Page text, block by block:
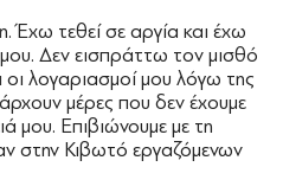
Έχω τεθεί σε αργία και έχω
Δεν εισπράττω τον μισθό
λογαριασμοί μου λόγω της
μέρες που δεν έχουμε
μου. Επιβιώνουμε με τη
στην Κιβωτό εργαζόμενων